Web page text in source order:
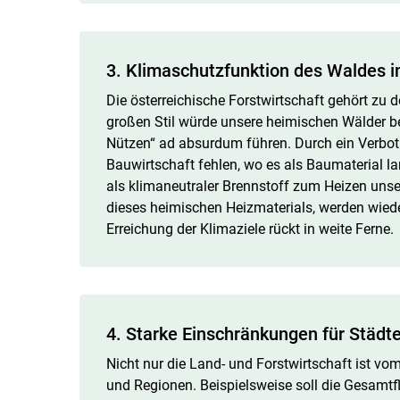
3. Klimaschutzfunktion des Waldes
Die österreichische Forstwirtschaft gehört zu
großen Stil würde unsere heimischen Wälder
Nützen“ ad absurdum führen. Durch ein
Bauwirtschaft fehlen, wo es als Baumaterial
als klimaneutraler Brennstoff zum Heizen
dieses heimischen Heizmaterials, werden
Erreichung der Klimaziele rückt in weite Ferne.
4. Starke Einschränkungen für
Nicht nur die Land- und Forstwirtschaft ist
und Regionen. Beispielsweise soll die